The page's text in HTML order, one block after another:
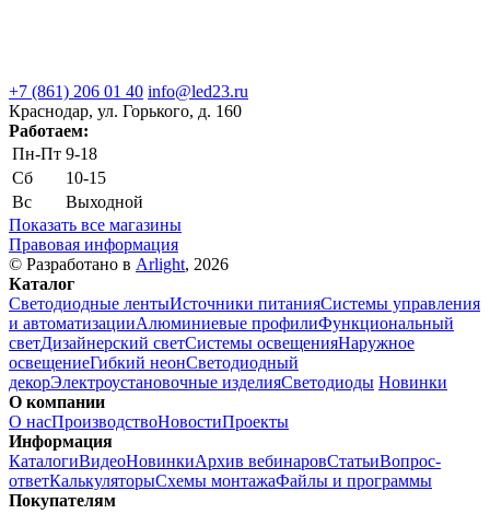
+7 (861) 206 01 40 info@led23.ru
Краснодар, ул. Горького, д. 160
Работаем:
Пн-Пт 9-18
Сб
10-15
Вс
Выходной
Показать все магазины
Правовая информация
© Разработано в Arlight, 2026
Каталог
Светодиодные лентыИсточники питанияСистемы управления
и автоматизацииАлюминиевые профилиФункциональный
светДизайнерский светСистемы освещенияНаружное
освещениеГибкий неонСветодиодный
декорЭлектроустановочные изделияСветодиоды Новинки
О компании
О насПроизводствоНовостиПроекты
Информация
КаталогиВидеоНовинкиАрхив вебинаровСтатьиВопрос-
ответКалькуляторыСхемы монтажаФайлы и программы
Покупателям